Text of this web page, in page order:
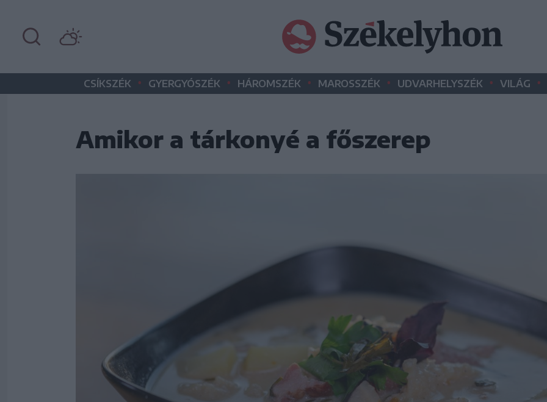
CSÍKSZÉK • GYERGYÓSZÉK • HÁROMSZÉK • MAROSSZÉK • UDVARHELYSZÉK • VILÁG •
Amikor a tárkonyé a főszerep